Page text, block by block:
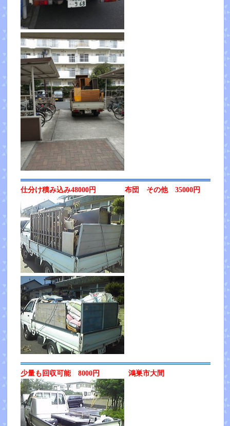
仕分け積み込み48000円 布団 その他 35000円
少量も回収可能 8000円 鴻巣市大間